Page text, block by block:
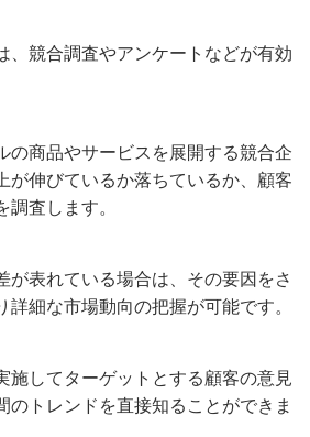
、競合調査やアンケートなどが有効
の商品やサービスを展開する競合企
が伸びているか落ちているか、顧客
査します。
が表れている場合は、その要因をさ
詳細な市場動向の把握が可能です。
施してターゲットとする顧客の意見
のトレンドを直接知ることができま